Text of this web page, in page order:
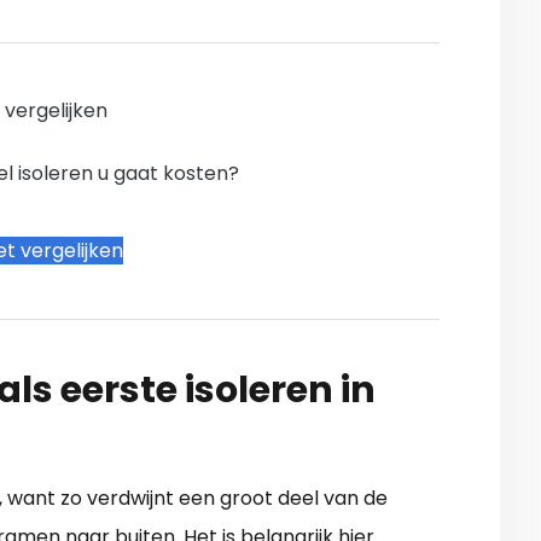
vergelijken
isoleren u gaat kosten?
vergelijken
eerste isoleren in
want zo verdwijnt een groot deel van de